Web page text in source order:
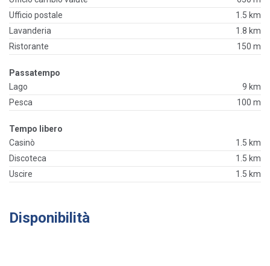
Ufficio postale
1.5 km
Lavanderia
1.8 km
Ristorante
150 m
Passatempo
Lago
9 km
Pesca
100 m
Tempo libero
Casinò
1.5 km
Discoteca
1.5 km
Uscire
1.5 km
Disponibilità